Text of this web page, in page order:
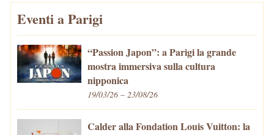
Eventi a Parigi
“Passion Japon”: a Parigi la grande
mostra immersiva sulla cultura
nipponica
19/03/26 – 23/08/26
Calder alla Fondation Louis Vuitton: la